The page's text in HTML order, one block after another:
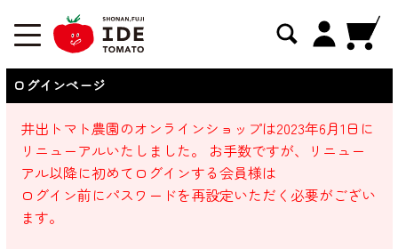
ログインページ
井出トマト農園のオンラインショップは2023年6月1日に
リニューアルいたしました。 お手数ですが、リニュー
アル以降に初めてログインする会員様は
ログイン前にパスワードを再設定いただく必要がござい
ます。